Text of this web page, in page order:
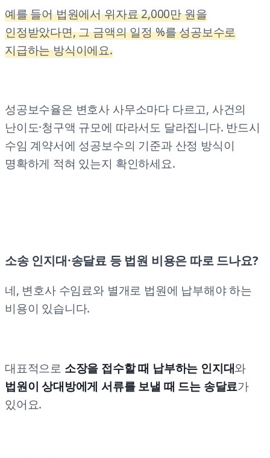
예를 들어 법원에서 위자료 2,000만 원을
인정받았다면, 그 금액의 일정 %를 성공보수로
지급하는 방식이에요.
성공보수율은 변호사 사무소마다 다르고, 사건의
난이도·청구액 규모에 따라서도 달라집니다. 반드시
수임 계약서에 성공보수의 기준과 산정 방식이
명확하게 적혀 있는지 확인하세요.
소송 인지대·송달료 등 법원 비용은 따로 드나요?
네, 변호사 수임료와 별개로 법원에 납부해야 하는
비용이 있습니다.
대표적으로 소장을 접수할 때 납부하는 인지대와
법원이 상대방에게 서류를 보낼 때 드는 송달료가
있어요.